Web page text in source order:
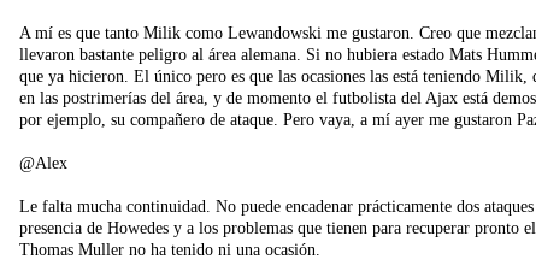
A mí es que tanto Milik como Lewandowski me gustaron. Creo que
llevaron bastante peligro al área alemana. Si no hubiera estado Mats
que ya hicieron. El único pero es que las ocasiones las está teniendo
en las postrimerías del área, y de momento el futbolista del Ajax está
por ejemplo, su compañero de ataque. Pero vaya, a mí ayer me gustaron
@Alex
Le falta mucha continuidad. No puede encadenar prácticamente dos
presencia de Howedes y a los problemas que tienen para recuperar pronto
Thomas Muller no ha tenido ni una ocasión.